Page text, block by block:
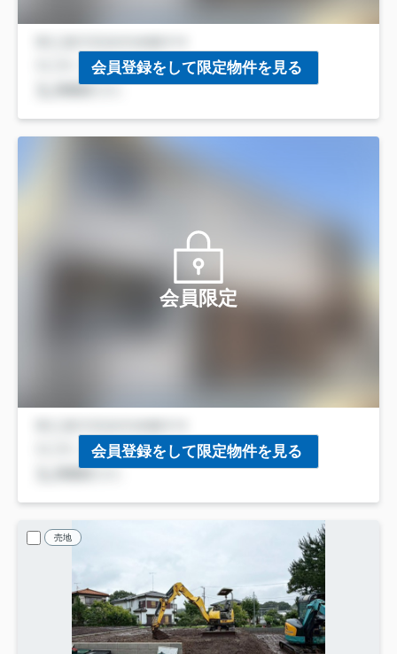
会員登録をして限定物件を見る
会員限定
会員登録をして限定物件を見る
売地